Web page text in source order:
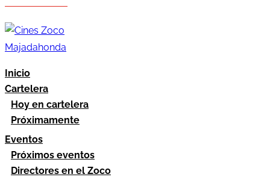
Inicio
Cartelera
Hoy en cartelera
Próximamente
Eventos
Próximos eventos
Directores en el Zoco